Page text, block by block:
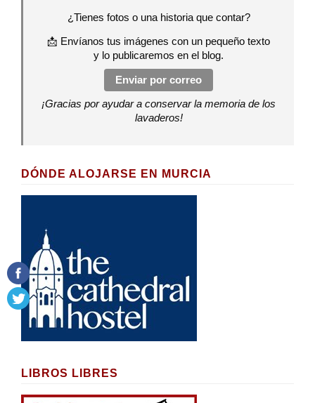
¿Tienes fotos o una historia que contar?
📩 Envíanos tus imágenes con un pequeño texto
y lo publicaremos en el blog.
Enviar por correo
¡Gracias por ayudar a conservar la memoria de los
lavaderos!
DÓNDE ALOJARSE EN MURCIA
LIBROS LIBRES